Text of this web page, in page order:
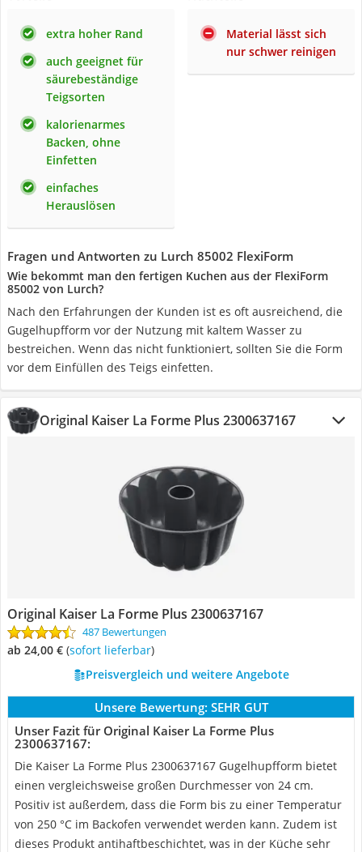
extra hoher Rand
auch geeignet für
säurebeständige
Teigsorten
kalorienarmes
Backen, ohne
Einfetten
einfaches
Herauslösen
Material lässt sich
nur schwer reinigen
Fragen und Antworten zu Lurch 85002 FlexiForm
Wie bekommt man den fertigen Kuchen aus der FlexiForm
85002 von Lurch?
Nach den Erfahrungen der Kunden ist es oft ausreichend, die
Gugelhupfform vor der Nutzung mit kaltem Wasser zu
bestreichen. Wenn das nicht funktioniert, sollten Sie die Form
vor dem Einfüllen des Teigs einfetten.
Original Kaiser La Forme Plus 2300637167
Original Kaiser La Forme Plus 2300637167
487 Bewertungen
ab 24,00 € ( Sofort lieferbar)
Preisvergleich und weitere Angebote
Unsere Bewertung: SEHR GUT
Unser Fazit für Original Kaiser La Forme Plus
2300637167:
Die Kaiser La Forme Plus 2300637167 Gugelhupfform bietet
einen vergleichsweise großen Durchmesser von 24 cm.
Positiv ist außerdem, dass die Form bis zu einer Temperatur
von 250 °C im Backofen verwendet werden kann. Zudem ist
dieses Produkt antihaftbeschichtet, was in der Küche sehr